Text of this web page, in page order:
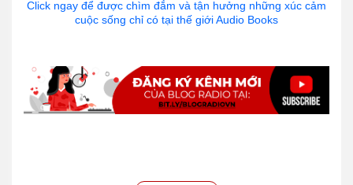
Click ngay để được chìm đắm và tận hưởng những xúc cảm
cuộc sống chỉ có tại thế giới Audio Books